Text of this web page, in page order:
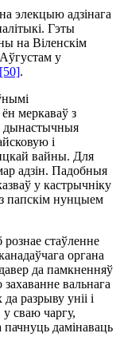
элекцыю адзі­нага
Гэты
на Вілен­скім
у
[50].
меркаваў з
дынастычныя
і
вайны. Для
адзін. Падобныя
у кастрычніку
папскім нунцыем
рознае стаўленне
органа
да па­мкненняў
захаванне вальнага
разрыву уніі і
у сваю чаргу,
дамінаваць